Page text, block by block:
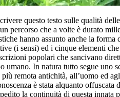
questo testo sulle qualità
percorso che a volte è durato
hanno assunto anche la
(i sensi) ed i cinque elementi
popolari che sancivano
umano. In natura tutto segue uno
remota antichità, all’uomo ed
è stata alquanto
la continuità di questa innata